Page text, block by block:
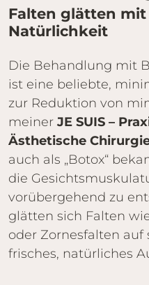
Falten glätten mit
Natürlichkeit
Die Behandlung mit
ist eine beliebte,
zur Reduktion von
meiner JE SUIS –
Ästhetische
auch als „Botox“
die
vorübergehend zu
glätten sich Falten
oder Zornesfalten auf
frisches, natürliches